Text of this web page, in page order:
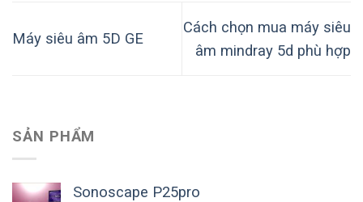
Máy siêu âm 5D GE
Cách chọn mua máy siêu
âm mindray 5d phù hợp
SẢN PHẨM
Sonoscape P25pro